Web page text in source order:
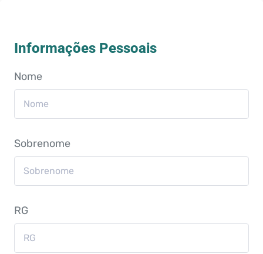
Informações Pessoais
Nome
Sobrenome
RG